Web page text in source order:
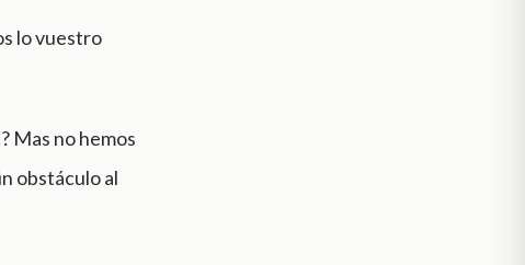
lo vuestro
Mas no hemos
obstáculo al